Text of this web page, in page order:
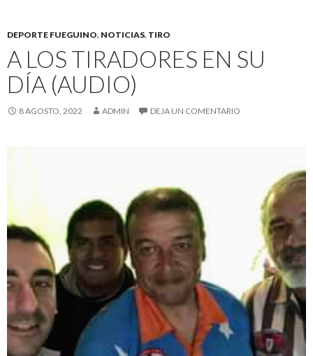
DEPORTE FUEGUINO, NOTICIAS, TIRO
A LOS TIRADORES EN SU
DÍA (AUDIO)
8 AGOSTO, 2022 ADMIN DEJA UN COMENTARIO